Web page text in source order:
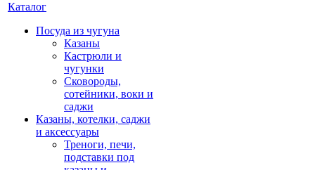
Каталог
Посуда из чугуна
Казаны
Кастрюли и
чугунки
Сковороды,
сотейники, воки и
саджи
Казаны, котелки, саджи
и аксессуары
Треноги, печи,
подставки под